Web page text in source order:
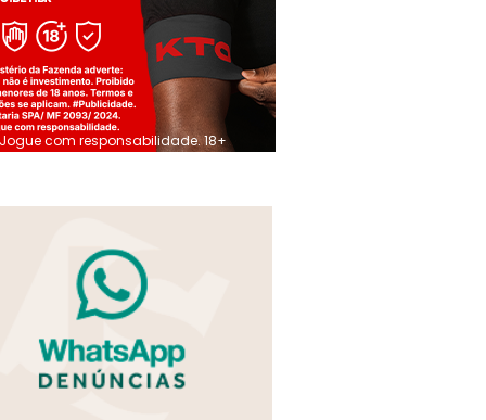
Jogue com responsabilidade. 18+